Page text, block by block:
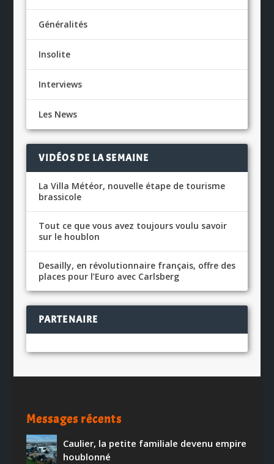
Généralités
Insolite
Interviews
Les News
VIDÉOS DE LA SEMAINE
La Villa Météor, nouvelle étape de tourisme
brassicole
Tout ce que vous avez toujours voulu savoir
sur le houblon
Desailly, en révolutionnaire français, offre des
places pour l’Euro avec Carlsberg
PARTENAIRE
Messages récents
Caulier, la petite familiale devenu empire
houblonné